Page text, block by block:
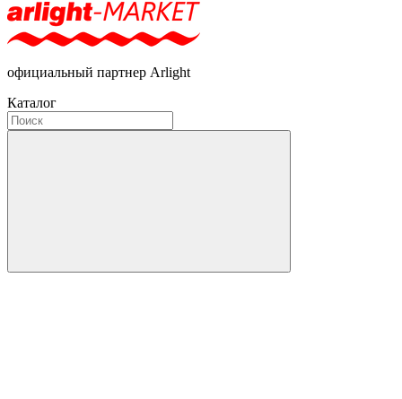
официальный партнер Arlight
Каталог